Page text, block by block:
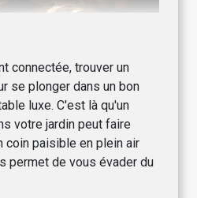
connectée, trouver un
se plonger dans un bon
luxe. C'est là qu'un
votre jardin peut faire
coin paisible en plein air
permet de vous évader du